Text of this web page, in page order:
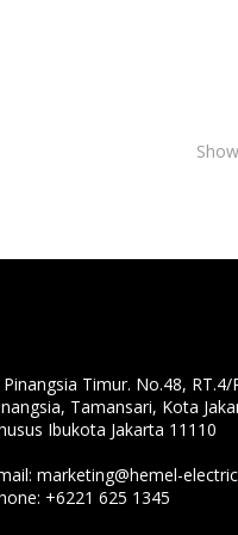
Pinangsia Timur. No.48,
Tamansari, Kota
Ibukota Jakarta 11110
marketing@hemel-
+6221 625 1345